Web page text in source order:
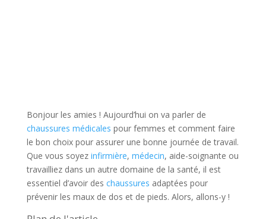
Bonjour les amies ! Aujourd’hui on va parler de
chaussures médicales pour femmes et comment faire
le bon choix pour assurer une bonne journée de travail.
Que vous soyez infirmière, médecin, aide-soignante ou
travailliez dans un autre domaine de la santé, il est
essentiel d’avoir des chaussures adaptées pour
prévenir les maux de dos et de pieds. Alors, allons-y !